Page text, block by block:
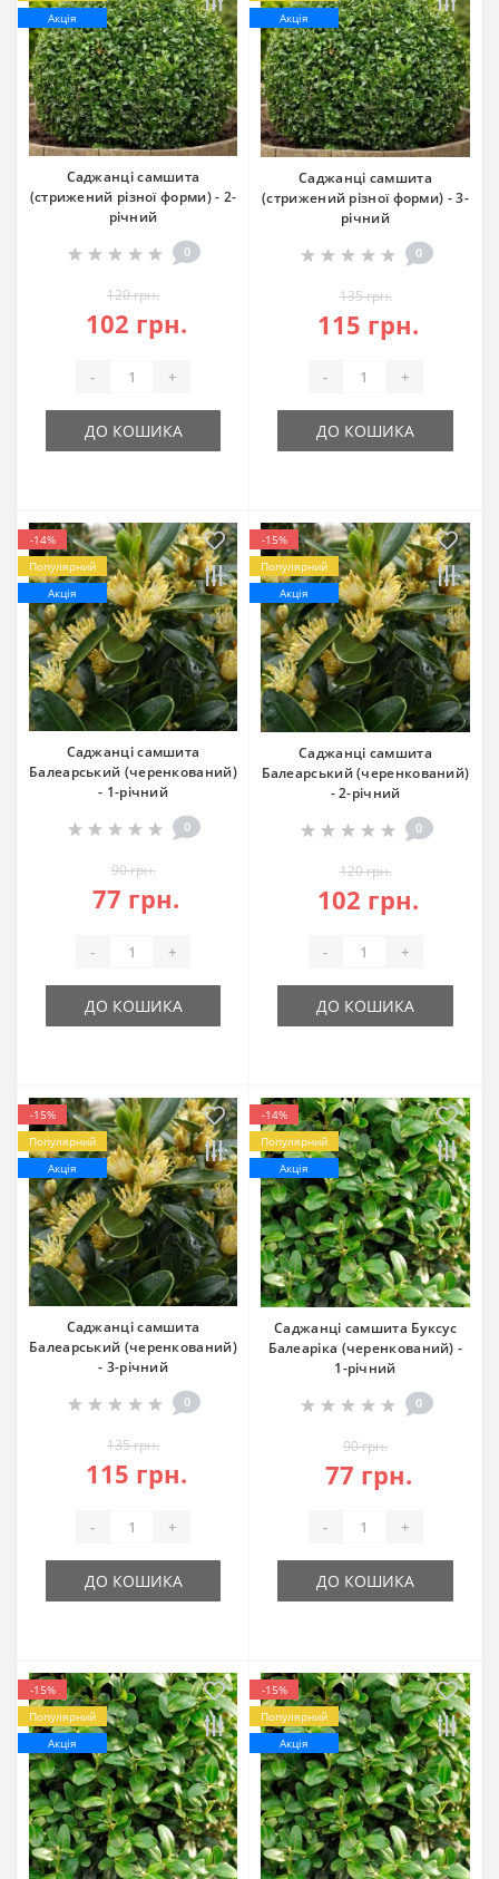
Акція
Саджанці самшита
(стрижений різної форми) - 2-
річний
0
120 грн.
102 грн.
- +
ДО КОШИКА
Акція
Саджанці самшита
(стрижений різної форми) - 3-
річний
0
135 грн.
115 грн.
- +
ДО КОШИКА
-14%
Популярний
Акція
Саджанці самшита
Балеарський (черенкований)
- 1-річний
0
90 грн.
77 грн.
- +
ДО КОШИКА
-15%
Популярний
Акція
Саджанці самшита
Балеарський (черенкований)
- 2-річний
0
120 грн.
102 грн.
- +
ДО КОШИКА
-15%
Популярний
Акція
Саджанці самшита
Балеарський (черенкований)
- 3-річний
0
135 грн.
115 грн.
- +
ДО КОШИКА
-14%
Популярний
Акція
Саджанці самшита Буксус
Балеаріка (черенкований) -
1-річний
0
90 грн.
77 грн.
- +
ДО КОШИКА
-15%
Популярний
Акція
-15%
Популярний
Акція